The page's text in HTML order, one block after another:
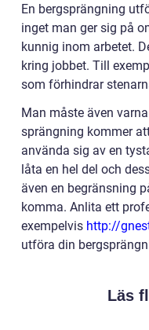
En bergsprängning
inget man ger sig på
kunnig inom arbetet.
kring jobbet. Till
som förhindrar
Man måste även
sprängning kommer
använda sig av en
låta en hel del och
även en begränsning
komma. Anlita ett
exempelvis http://
utföra din
Läs